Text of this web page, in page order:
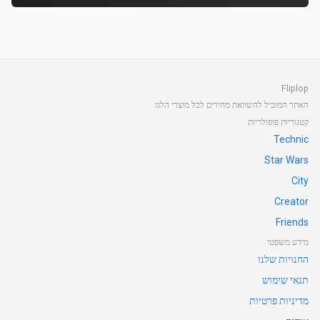
Fliplop
האתר המוביל להשוואת מחירים לכל מוצרי הלגו
קטגוריות פופולריות
Technic
Star Wars
City
Creator
Friends
מידע משפטי
החנויות שלנו
תנאי שימוש
מדיניות פרטיות